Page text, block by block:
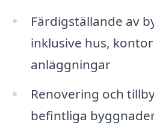
Färdigställande av
inklusive hus,
anläggningar
Renovering och
befintliga